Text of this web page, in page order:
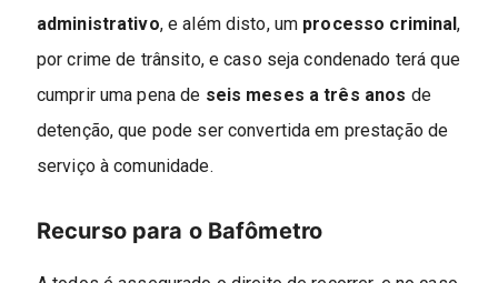
administrativo, e além disto, um processo criminal,
por crime de trânsito, e caso seja condenado terá que
cumprir uma pena de seis meses a três anos de
detenção, que pode ser convertida em prestação de
serviço à comunidade.
Recurso para o Bafômetro